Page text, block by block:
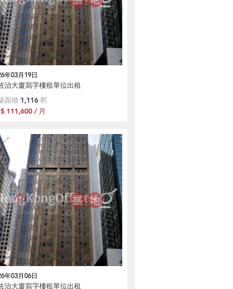
年03月19日
治大廈寫字樓租單位出租
面積 1,116 呎
111,600 / 月
年03月06日
治大廈寫字樓租單位出租